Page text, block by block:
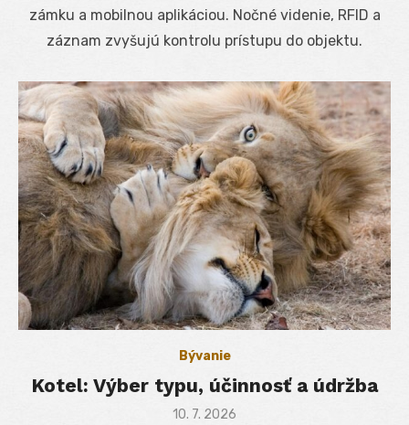
zámku a mobilnou aplikáciou. Nočné videnie, RFID a
záznam zvyšujú kontrolu prístupu do objektu.
Bývanie
Kotel: Výber typu, účinnosť a údržba
Posted
10. 7. 2026